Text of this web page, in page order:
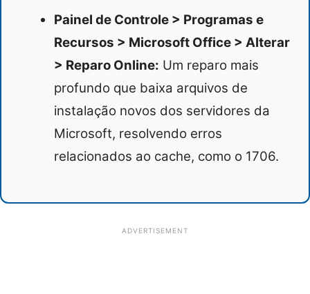
Painel de Controle > Programas e
Recursos > Microsoft Office > Alterar
> Reparo Online: Um reparo mais
profundo que baixa arquivos de
instalação novos dos servidores da
Microsoft, resolvendo erros
relacionados ao cache, como o 1706.
ADVERTISEMENT